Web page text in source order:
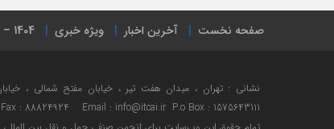
صفحه نخست آخرین اخبار ویژه خبری 1404 – 1401
: 88824924 Email : info@itcai.ir P.o Box : 1575643111